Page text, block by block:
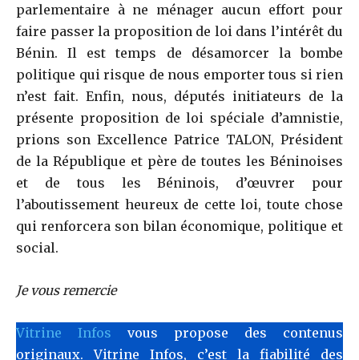
parlementaire à ne ménager aucun effort pour
faire passer la proposition de loi dans l’intérêt du
Bénin. Il est temps de désamorcer la bombe
politique qui risque de nous emporter tous si rien
n’est fait. Enfin, nous, députés initiateurs de la
présente proposition de loi spéciale d’amnistie,
prions son Excellence Patrice TALON, Président
de la République et père de toutes les Béninoises
et de tous les Béninois, d’œuvrer pour
l’aboutissement heureux de cette loi, toute chose
qui renforcera son bilan économique, politique et
social.
Je vous remercie
Vitrine Infos vous propose des contenus
originaux. Vitrine Infos, c’est la fiabilité des